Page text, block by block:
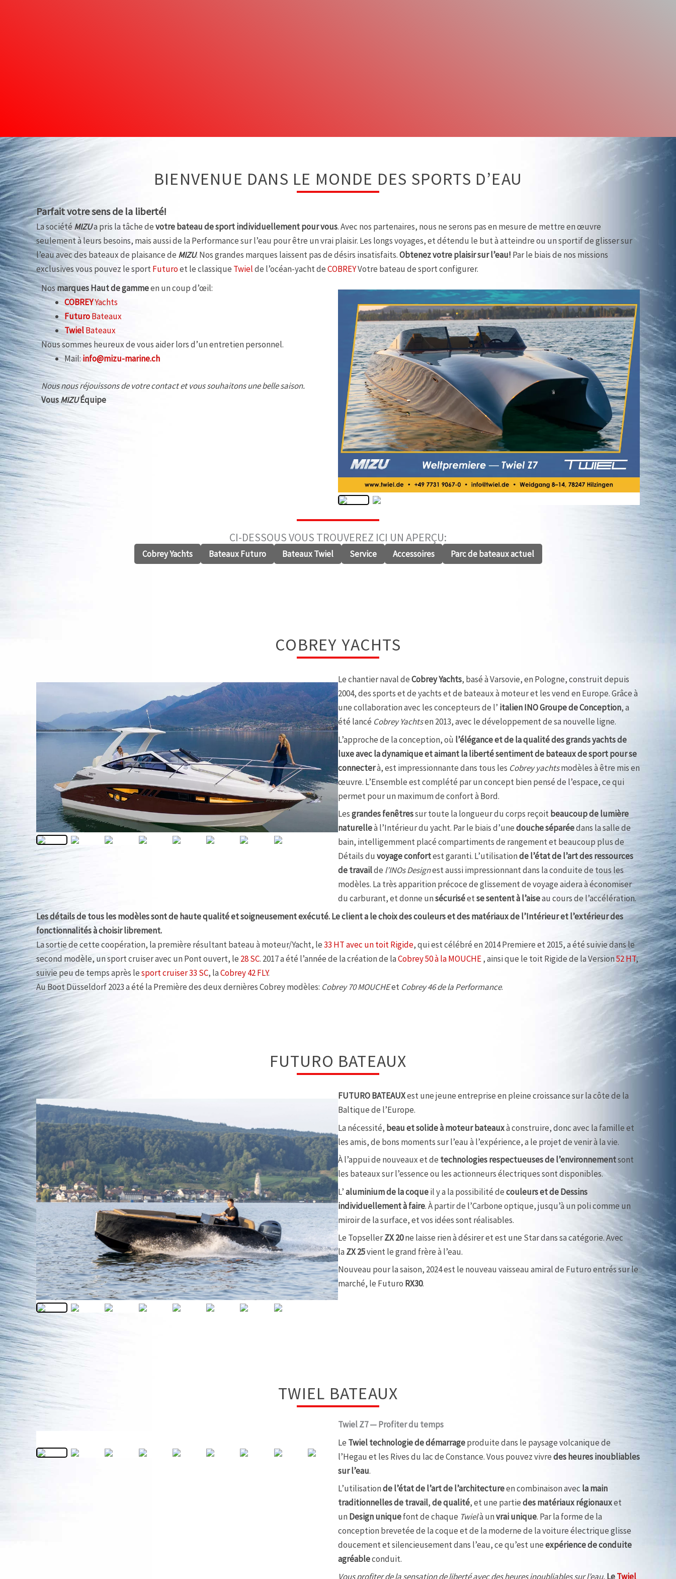
BIENVENUE DANS LE MONDE DES SPORTS D’EAU
Parfait votre sens de la liberté!
La sociétéMIZUa pris la tâche devotre bateau de sport individuellement pour vous. Avec nos partenaires, nous ne serons pas en mesure de mettre en œuvre
seulement à leurs besoins, mais aussi de la Performance sur l’eau pour être un vrai plaisir. Les longs voyages, et détendu le but à atteindre ou un sportif de glisser sur
l’eau avec des bateaux de plaisance de MIZU. Nos grandes marques laissent pas de désirs insatisfaits.Obtenez votre plaisir sur l’eau! Par le biais de nos missions
exclusives vous pouvez le sportFuturoet le classique Twielde l’océan-yacht deCOBREYVotre bateau de sport configurer.
Nosmarques Haut de gammeen un coup d’œil:
COBREYYachts
FuturoBateaux
TwielBateaux
Nous sommes heureux de vous aider lors d’un entretien personnel.
Mail: info@mizu-marine.ch
Nous nous réjouissons de votre contact et vous souhaitons une belle saison.
VousMIZUÉquipe
CI-DESSOUS VOUS TROUVEREZ ICI UN APERÇU:
Cobrey Yachts Bateaux Futuro Bateaux Twiel Service Accessoires Parc de bateaux actuel
COBREY YACHTS
Le chantier naval deCobrey Yachts, basé à Varsovie, en Pologne, construit depuis
2004, des sports et de yachts et de bateaux à moteur et les vend en Europe. Grâce à
une collaboration avec les concepteurs de l’ italien INO Groupe de Conception, a
été lancé Cobrey Yachtsen 2013, avec le développement de sa nouvelle ligne.
L’approche de la conception, où l’élégance et de la qualité des grands yachts de
luxe avec la dynamique et aimant la liberté sentiment de bateaux de sport pour se
connecterà, est impressionnante dans tous les Cobrey yachtsmodèles à être mis en
œuvre. L’Ensemble est complété par un concept bien pensé de l’espace, ce qui
permet pour un maximum de confort à Bord.
Lesgrandes fenêtressur toute la longueur du corps reçoit beaucoup de lumière
naturelleà l’Intérieur du yacht. Par le biais d’unedouche séparéedans la salle de
bain, intelligemment placé compartiments de rangement et beaucoup plus de
Détails duvoyage confortest garanti. L’utilisationde l’état de l’art des ressources
de travailde l’INOs Designest aussi impressionnant dans la conduite de tous les
modèles. La très apparition précoce de glissement de voyage aidera à économiser
du carburant, et donne unsécuriséetse sentent à l’aiseau cours de l’accélération.
Les détails de tous les modèles sont de haute qualité et soigneusement exécuté. Le client a le choix des couleurs et des matériaux de l’Intérieur et l’extérieur des
fonctionnalités à choisir librement.
La sortie de cette coopération, la première résultant bateau à moteur/Yacht, le33 HT avec un toit Rigide, qui est célébré en 2014 Premiere et 2015, a été suivie dans le
second modèle, un sport cruiser avec un Pont ouvert, le 28 SC. 2017 a été l’année de la création de laCobrey 50 à la MOUCHE, ainsi que le toit Rigide de la Version52 HT,
suivie peu de temps après lesport cruiser 33 SC, laCobrey 42 FLY.
Au Boot Düsseldorf 2023 a été la Première des deux dernières Cobrey modèles: Cobrey 70 MOUCHEet Cobrey 46 de la Performance.
FUTURO BATEAUX
FUTURO BATEAUXest une jeune entreprise en pleine croissance sur la côte de la
Baltique de l’Europe.
La nécessité, beau et solide à moteur bateauxà construire, donc avec la famille et
les amis, de bons moments sur l’eau à l’expérience, a le projet de venir à la vie.
À l’appui de nouveaux et de technologies respectueuses de l’environnementsont
les bateaux sur l’essence ou les actionneurs électriques sont disponibles.
L’aluminium de la coqueil y a la possibilité decouleurs et de Dessins
individuellement à faire. À partir de l’Carbone optique, jusqu’à un poli comme un
miroir de la surface, et vos idées sont réalisables.
Le TopsellerZX 20ne laisse rien à désirer et est une Star dans sa catégorie. Avec
laZX 25vient le grand frère à l’eau.
Nouveau pour la saison, 2024 est le nouveau vaisseau amiral de Futuro entrés sur le
marché, le Futuro RX30.
TWIEL BATEAUX
Twiel Z7 — Profiter du temps
Le Twiel technologie de démarrageproduite dans le paysage volcanique de
l’Hegau et les Rives du lac de Constance. Vous pouvez vivredes heures inoubliables
sur l’eau.
L’utilisationde l’état de l’art de l’architectureen combinaison avec la main
traditionnelles de travail,de qualité, et une partiedes matériaux régionauxet
unDesign uniquefont de chaque Twielà unvrai unique. Par la forme de la
conception brevetée de la coque et de la moderne de la voiture électrique glisse
doucement et silencieusement dans l’eau, ce qu’est uneexpérience de conduite
agréableconduit.
Vous profiter de la sensation de liberté avec des heures inoubliables sur l’eau.LeTwiel